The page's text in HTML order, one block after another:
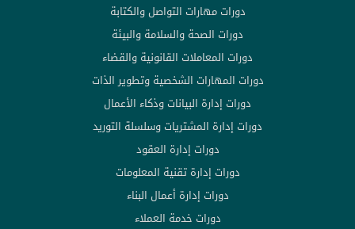
دورات مهارات التواصل والكتابة
دورات الصحة والسلامة والبيئة
دورات المعاملات القانونية والقضاء
دورات المهارات الشخصية وتطوير الذات
دورات إدارة البيانات وذكاء الأعمال
دورات إدارة المشتريات وسلسلة التوريد
دورات إدارة العقود
دورات إدارة تقنية المعلومات
دورات إدارة أعمال البناء
دورات خدمة العملاء